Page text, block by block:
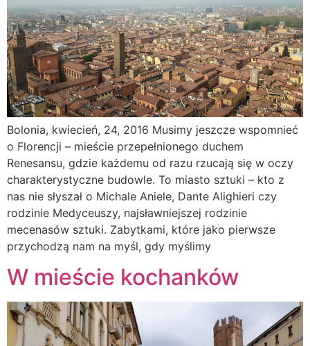
Bolonia, kwiecień, 24, 2016 Musimy jeszcze wspomnieć
o Florencji – mieście przepełnionego duchem
Renesansu, gdzie każdemu od razu rzucają się w oczy
charakterystyczne budowle. To miasto sztuki – kto z
nas nie słyszał o Michale Aniele, Dante Alighieri czy
rodzinie Medyceuszy, najsławniejszej rodzinie
mecenasów sztuki. Zabytkami, które jako pierwsze
przychodzą nam na myśl, gdy myślimy
W mieście kochanków